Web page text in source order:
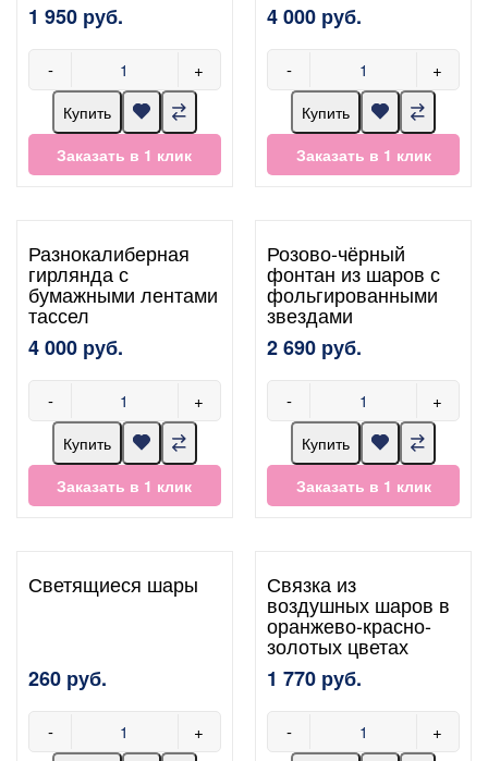
1 950 руб.
- +
Купить
Заказать в 1 клик
4 000 руб.
- +
Купить
Заказать в 1 клик
Разнокалиберная
гирлянда с
бумажными лентами
тассел
4 000 руб.
- +
Купить
Заказать в 1 клик
Розово-чёрный
фонтан из шаров с
фольгированными
звездами
2 690 руб.
- +
Купить
Заказать в 1 клик
Светящиеся шары
260 руб.
- +
Связка из
воздушных шаров в
оранжево-красно-
золотых цветах
1 770 руб.
- +